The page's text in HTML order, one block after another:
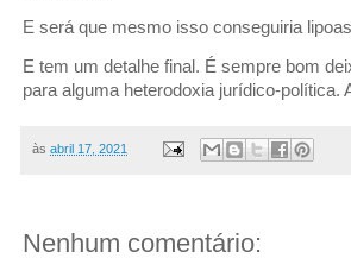
E será que mesmo isso conseguiria
E tem um detalhe final. É sempre bom
para alguma heterodoxia jurídico-política.
às abril 17, 2021
Nenhum comentário: